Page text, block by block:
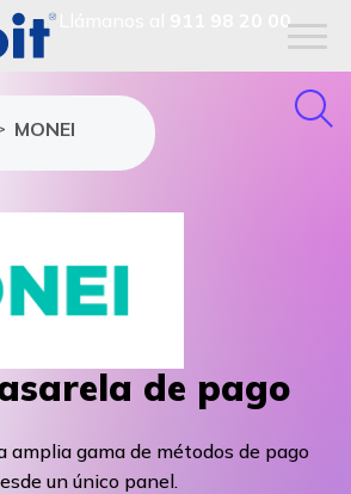
911 98 20 00
de proveedores
MONEI
de pago
amplia gama de métodos de pago
un único panel.